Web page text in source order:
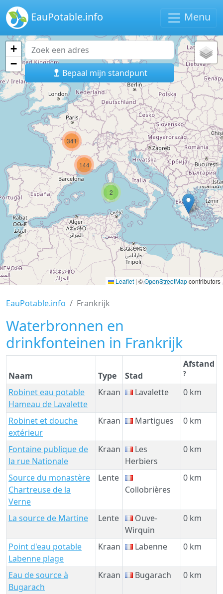
EauPotable.info Menu
Bepaal mijn standpunt
2
144
341
+
−
Leaflet | ©OpenStreetMapcontributors
EauPotable.info Frankrijk
Waterbronnen en
drinkfonteinen in Frankrijk
Naam Type Stad
Afstand
?
Robinet eau potable
Hameau de Lavalette
Kraan Lavalette 0 km
Robinet et douche
extérieur
Kraan Martigues 0 km
Fontaine publique de
la rue Nationale
Kraan
Les
Herbiers
0 km
Source du monastère
Chartreuse de la
Verne
Lente
Collobrières
0 km
La source de Martine Lente
Ouve-
Wirquin
0 km
Point d'eau potable
Labenne plage
Kraan Labenne 0 km
Eau de source à
Bugarach
Kraan Bugarach 0 km